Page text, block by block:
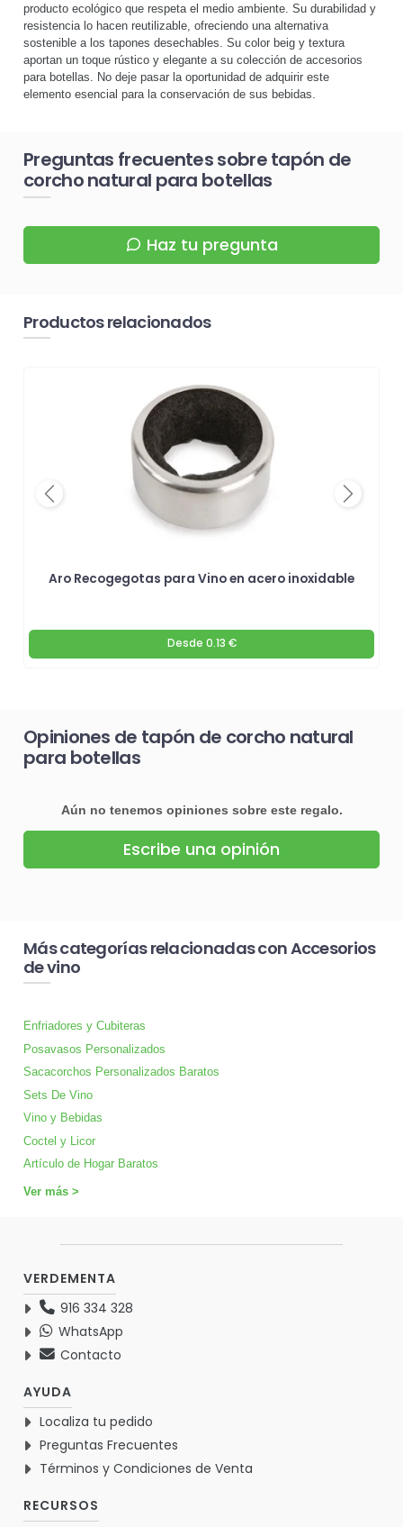
producto ecológico que respeta el medio ambiente. Su durabilidad y
resistencia lo hacen reutilizable, ofreciendo una alternativa
sostenible a los tapones desechables. Su color beig y textura
aportan un toque rústico y elegante a su colección de accesorios
para botellas. No deje pasar la oportunidad de adquirir este
elemento esencial para la conservación de sus bebidas.
Preguntas frecuentes sobre tapón de
corcho natural para botellas
Haz tu pregunta
Productos relacionados
Aro Recogegotas para Vino en acero inoxidable
Desde 0.13 €
Previous Next
Opiniones de tapón de corcho natural
para botellas
Aún no tenemos opiniones sobre este regalo.
Escribe una opinión
Más categorías relacionadas con Accesorios
de vino
Enfriadores y Cubiteras
Posavasos Personalizados
Sacacorchos Personalizados Baratos
Sets De Vino
Vino y Bebidas
Coctel y Licor
Artículo de Hogar Baratos
Ver más >
VERDEMENTA
916 334 328
WhatsApp
Contacto
AYUDA
Localiza tu pedido
Preguntas Frecuentes
Términos y Condiciones de Venta
RECURSOS